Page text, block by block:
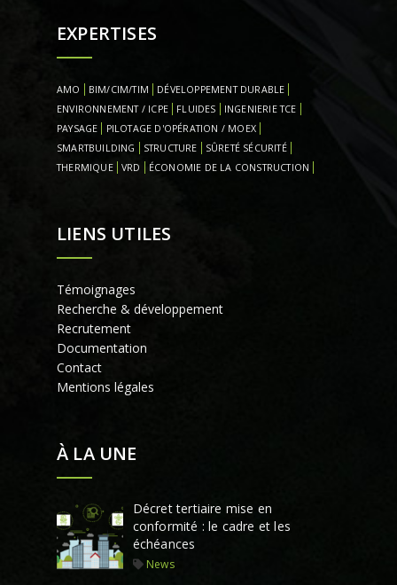
EXPERTISES
AMO BIM/CIM/TIM
DÉVELOPPEMENT DURABLE
ENVIRONNEMENT / ICPE
FLUIDES
INGENIERIE TCE
PAYSAGE
PILOTAGE D'OPÉRATION / MOEX
SMARTBUILDING
STRUCTURE
SÛRETÉ SÉCURITÉ
THERMIQUE
VRD ÉCONOMIE DE LA CONSTRUCTION
LIENS UTILES
Témoignages
Recherche & développement
Recrutement
Documentation
Contact
Mentions légales
À LA UNE
Décret tertiaire mise en
conformité : le cadre et les
échéances
News